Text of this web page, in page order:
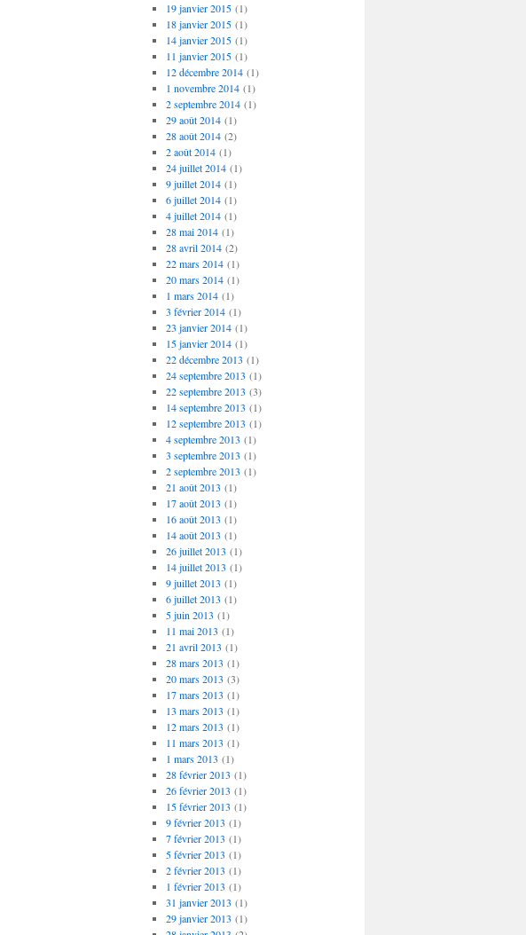
19 janvier 2015(1)
18 janvier 2015(1)
14 janvier 2015(1)
11 janvier 2015(1)
12 décembre 2014(1)
1 novembre 2014(1)
2 septembre 2014(1)
29 août 2014(1)
28 août 2014(2)
2 août 2014(1)
24 juillet 2014(1)
9 juillet 2014(1)
6 juillet 2014(1)
4 juillet 2014(1)
28 mai 2014(1)
28 avril 2014(2)
22 mars 2014(1)
20 mars 2014(1)
1 mars 2014(1)
3 février 2014(1)
23 janvier 2014(1)
15 janvier 2014(1)
22 décembre 2013 (1)
24 septembre 2013 (1)
22 septembre 2013 (3)
14 septembre 2013 (1)
12 septembre 2013 (1)
4 septembre 2013 (1)
3 septembre 2013 (1)
2 septembre 2013 (1)
21 août 2013 (1)
17 août 2013 (1)
16 août 2013 (1)
14 août 2013 (1)
26 juillet 2013 (1)
14 juillet 2013 (1)
9 juillet 2013 (1)
6 juillet 2013 (1)
5 juin 2013 (1)
11 mai 2013 (1)
21 avril 2013 (1)
28 mars 2013 (1)
20 mars 2013 (3)
17 mars 2013 (1)
13 mars 2013 (1)
12 mars 2013 (1)
11 mars 2013 (1)
1 mars 2013 (1)
28 février 2013 (1)
26 février 2013 (1)
15 février 2013 (1)
9 février 2013 (1)
7 février 2013 (1)
5 février 2013 (1)
2 février 2013 (1)
1 février 2013 (1)
31 janvier 2013 (1)
29 janvier 2013 (1)